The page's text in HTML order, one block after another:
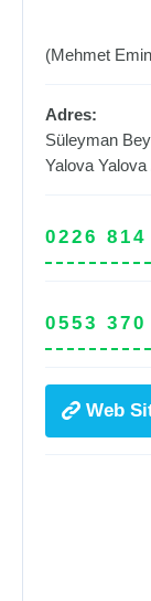
(Mehmet
Adres:
Süleyman
Yalova Yalova
0226
0553
Web